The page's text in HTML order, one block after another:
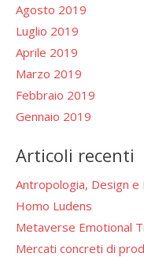
Agosto 2019
Luglio 2019
Aprile 2019
Marzo 2019
Febbraio 2019
Gennaio 2019
Articoli recenti
Antropologia, Design e
Homo Ludens
Metaverse Emotional
Mercati concreti di